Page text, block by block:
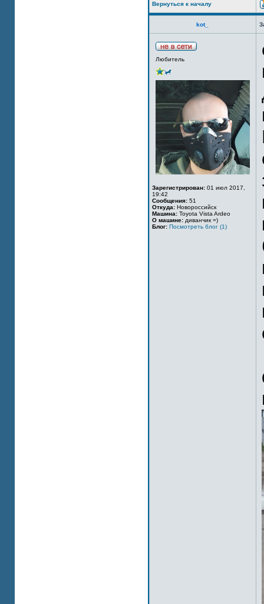
Вернуться к началу
kot_
Любитель
Зарегистрирован: 01 июл 2017,
19:42
Сообщения: 51
Откуда: Новороссийск
Машина: Toyota Vista Ardeo
О машине: диванчик =)
Блог: Посмотреть блог (1)